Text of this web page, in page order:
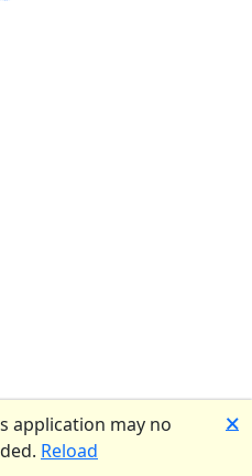
application may no
Reload
🗙